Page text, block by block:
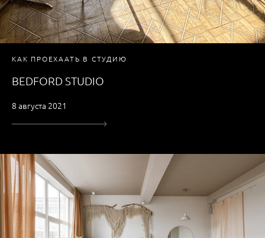
КАК ПРОЕХААТЬ В СТУДИЮ
BEDFORD STUDIO
8 августа 2021